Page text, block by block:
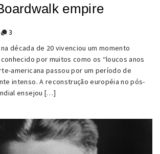
empire
3
década de 20 vivenciou um momento
por muitos como os “loucos anos
americana passou por um período de
intenso. A reconstrução européia no pós-
ensejou […]